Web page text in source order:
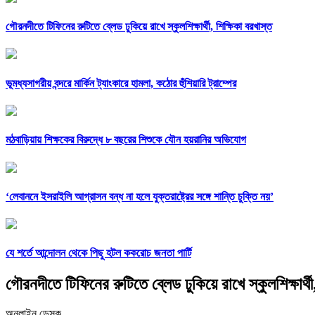
গৌরনদীতে টিফিনের রুটিতে ব্লেড ঢুকিয়ে রাখে স্কুলশিক্ষার্থী, শিক্ষিকা বরখাস্ত
ভূমধ্যসাগরীয় বন্দরে মার্কিন ট্যাংকারে হামলা, কঠোর হুঁশিয়ারি ট্রাম্পের
মঠবাড়িয়ায় শিক্ষকের বিরুদ্ধে ৮ বছরের শিশুকে যৌন হয়রানির অভিযোগ
‘লেবাননে ইসরাইলি আগ্রাসন বন্ধ না হলে যুক্তরাষ্ট্রের সঙ্গে শান্তি চুক্তি নয়’
যে শর্তে আন্দোলন থেকে পিছু হটল ককরোচ জনতা পার্টি
গৌরনদীতে টিফিনের রুটিতে ব্লেড ঢুকিয়ে রাখে